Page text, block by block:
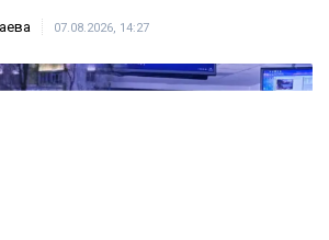
07.08.2026, 14:27